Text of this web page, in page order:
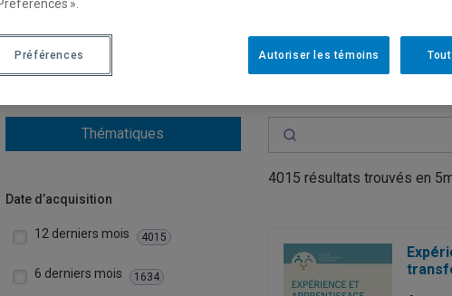
Pour proposer un achat, remplissez
collection complète du Service des bibliothèques.
Thématiques
Date d’acquisition
12 derniers mois 4015
6 derniers mois 1634
4015 résultats trouvés en 5
».
Autoriser les témoins
Préférences